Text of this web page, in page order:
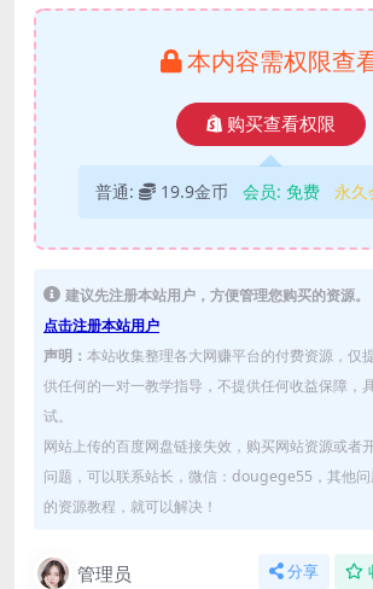
本内容需权限查
购买查看权限
普通: 19.9金币 会员: 免费 永久
建议先注册本站用户，方便管理您购买的资源。
点击注册本站用户
声明： 本站收集整理各大网赚平台的付费资源，仅
供任何的一对一教学指导，不提供任何收益保障，
试。
网站上传的百度网盘链接失效，购买网站资源或者
问题，可以联系站长，微信：dougege55，其他
的资源教程，就可以解决！
管理员 分享